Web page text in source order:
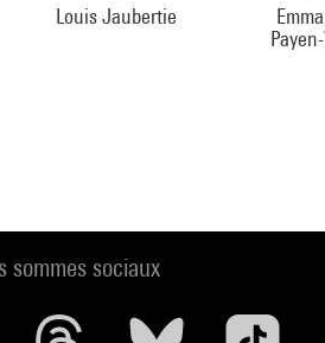
Louis Jaubertie
sommes sociaux